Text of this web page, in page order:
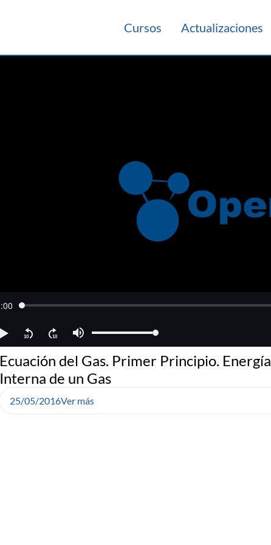
Cursos Actualizaciones
Ecuación del Gas. Primer Principio. Energía
Interna de un Gas
25/05/2016Ver más